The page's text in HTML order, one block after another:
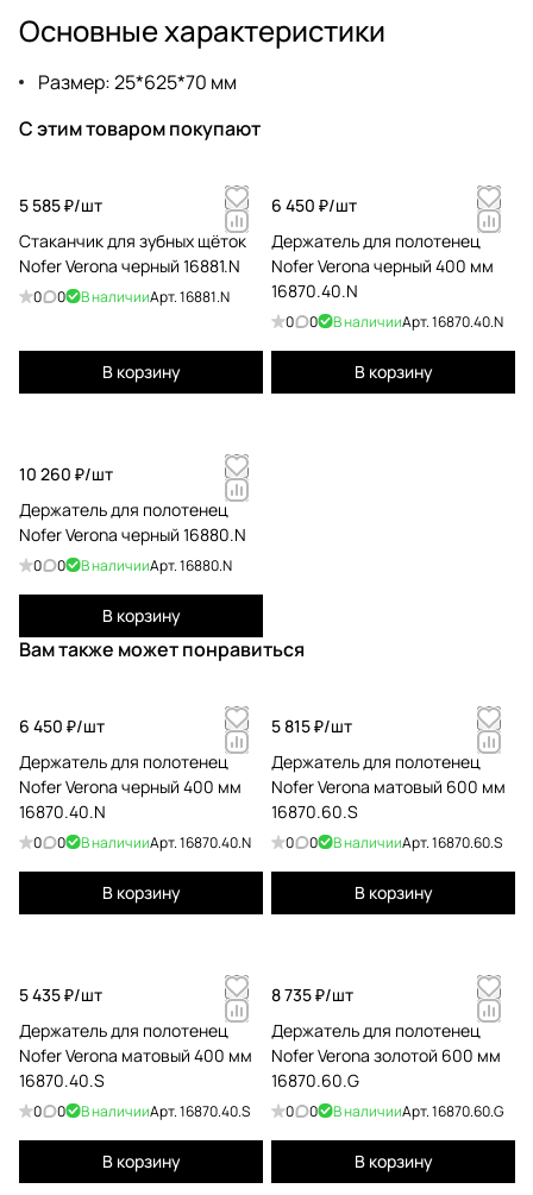
Основные характеристики
Размер: 25*625*70 мм
С этим товаром покупают
5 585 ₽/шт
Стаканчик для зубных щёток
Nofer Verona черный 16881.N
0 0 В наличииАрт.16881.N
В корзину
6 450 ₽/шт
Держатель для полотенец
Nofer Verona черный 400 мм
16870.40.N
0 0 В наличииАрт.16870.40.N
В корзину
10 260 ₽/шт
Держатель для полотенец
Nofer Verona черный 16880.N
0 0 В наличииАрт.16880.N
В корзину
Вам также может понравиться
6 450 ₽/шт
Держатель для полотенец
Nofer Verona черный 400 мм
16870.40.N
0 0 В наличииАрт.16870.40.N
В корзину
5 815 ₽/шт
Держатель для полотенец
Nofer Verona матовый 600 мм
16870.60.S
0 0 В наличииАрт.16870.60.S
В корзину
5 435 ₽/шт
Держатель для полотенец
Nofer Verona матовый 400 мм
16870.40.S
0 0 В наличииАрт.16870.40.S
В корзину
8 735 ₽/шт
Держатель для полотенец
Nofer Verona золотой 600 мм
16870.60.G
0 0 В наличииАрт.16870.60.G
В корзину